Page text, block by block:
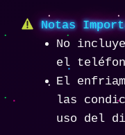
Notas
No
el
El
las
uso del